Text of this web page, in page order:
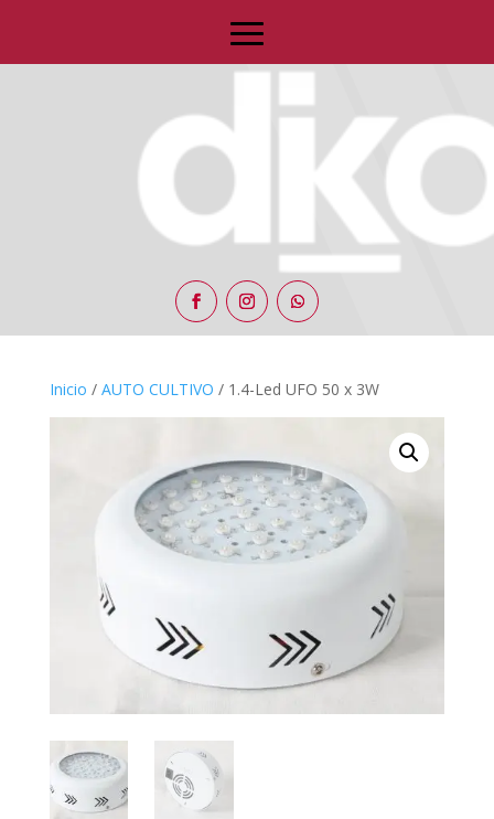
Inicio / AUTO CULTIVO / 1.4-Led UFO 50 x 3W